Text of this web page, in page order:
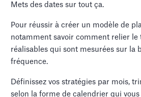
Mets des dates sur tout ça.
Pour réussir à créer un modèle de
notamment savoir comment relier le
réalisables qui sont mesurées sur la
fréquence.
Définissez vos stratégies par mois,
selon la forme de calendrier qui